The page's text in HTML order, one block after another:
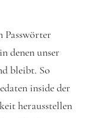
Passwörter
denen unser
bleibt. So
inside der
herausstellen